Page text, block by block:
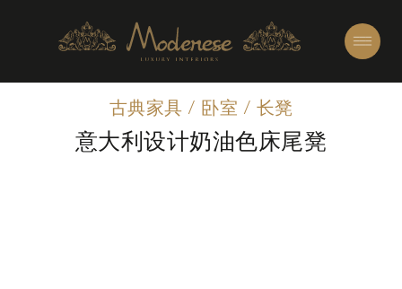
古典家具 / 卧室 / 长凳
意大利设计奶油色床尾凳